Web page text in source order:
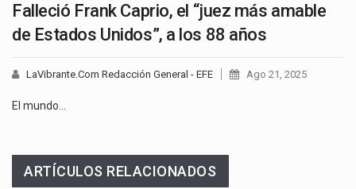
Falleció Frank Caprio, el “juez más amable
de Estados Unidos”, a los 88 años
LaVibrante.Com Redacción General - EFE Ago 21, 2025
El mundo…
ARTÍCULOS RELACIONADOS